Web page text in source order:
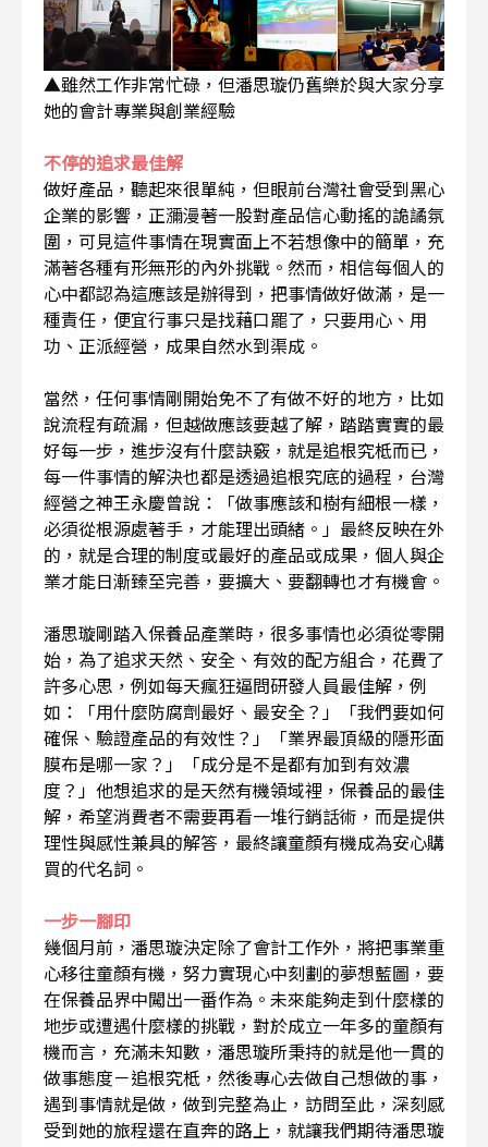
▲雖然工作非常忙碌，但潘思璇仍舊樂於與大家分享
她的會計專業與創業經驗
不停的追求最佳解
做好產品，聽起來很單純，但眼前台灣社會受到黑心
企業的影響，正瀰漫著一股對產品信心動搖的詭譎氛
圍，可見這件事情在現實面上不若想像中的簡單，充
滿著各種有形無形的內外挑戰。然而，相信每個人的
心中都認為這應該是辦得到，把事情做好做滿，是一
種責任，便宜行事只是找藉口罷了，只要用心、用
功、正派經營，成果自然水到渠成。
當然，任何事情剛開始免不了有做不好的地方，比如
說流程有疏漏，但越做應該要越了解，踏踏實實的最
好每一步，進步沒有什麼訣竅，就是追根究柢而已，
每一件事情的解決也都是透過追根究底的過程，台灣
經營之神王永慶曾說：「做事應該和樹有細根一樣，
必須從根源處著手，才能理出頭緒。」最終反映在外
的，就是合理的制度或最好的產品或成果，個人與企
業才能日漸臻至完善，要擴大、要翻轉也才有機會。
潘思璇剛踏入保養品產業時，很多事情也必須從零開
始，為了追求天然、安全、有效的配方組合，花費了
許多心思，例如每天瘋狂逼問研發人員最佳解，例
如：「用什麼防腐劑最好、最安全？」「我們要如何
確保、驗證產品的有效性？」「業界最頂級的隱形面
膜布是哪一家？」「成分是不是都有加到有效濃
度？」他想追求的是天然有機領域裡，保養品的最佳
解，希望消費者不需要再看一堆行銷話術，而是提供
理性與感性兼具的解答，最終讓童顏有機成為安心購
買的代名詞。
一步一腳印
幾個月前，潘思璇決定除了會計工作外，將把事業重
心移往童顏有機，努力實現心中刻劃的夢想藍圖，要
在保養品界中闖出一番作為。未來能夠走到什麼樣的
地步或遭遇什麼樣的挑戰，對於成立一年多的童顏有
機而言，充滿未知數，潘思璇所秉持的就是他一貫的
做事態度－追根究柢，然後專心去做自己想做的事，
遇到事情就是做，做到完整為止，訪問至此，深刻感
受到她的旅程還在直奔的路上，就讓我們期待潘思璇